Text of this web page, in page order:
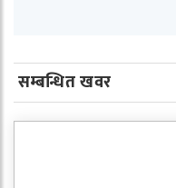
सम्बन्धित खवर